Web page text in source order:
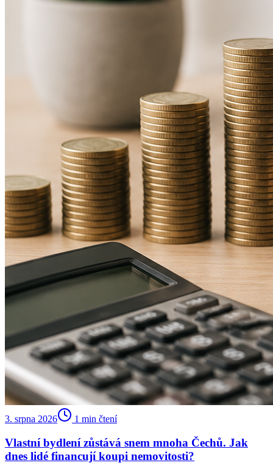
3. srpna 2026 1 min čtení
Vlastní bydlení zůstává snem mnoha Čechů. Jak
dnes lidé financují koupi nemovitosti?